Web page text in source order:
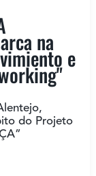
na
e
do Projeto